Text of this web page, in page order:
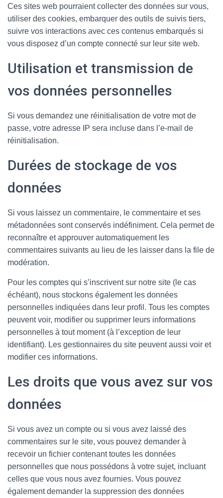
Ces sites web pourraient collecter des données sur vous,
utiliser des cookies, embarquer des outils de suivis tiers,
suivre vos interactions avec ces contenus embarqués si
vous disposez d’un compte connecté sur leur site web.
Utilisation et transmission de
vos données personnelles
Si vous demandez une réinitialisation de votre mot de
passe, votre adresse IP sera incluse dans l’e-mail de
réinitialisation.
Durées de stockage de vos
données
Si vous laissez un commentaire, le commentaire et ses
métadonnées sont conservés indéfiniment. Cela permet de
reconnaître et approuver automatiquement les
commentaires suivants au lieu de les laisser dans la file de
modération.
Pour les comptes qui s’inscrivent sur notre site (le cas
échéant), nous stockons également les données
personnelles indiquées dans leur profil. Tous les comptes
peuvent voir, modifier ou supprimer leurs informations
personnelles à tout moment (à l’exception de leur
identifiant). Les gestionnaires du site peuvent aussi voir et
modifier ces informations.
Les droits que vous avez sur vos
données
Si vous avez un compte ou si vous avez laissé des
commentaires sur le site, vous pouvez demander à
recevoir un fichier contenant toutes les données
personnelles que nous possédons à votre sujet, incluant
celles que vous nous avez fournies. Vous pouvez
également demander la suppression des données